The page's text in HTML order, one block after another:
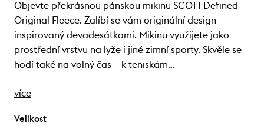
Objevte překrásnou pánskou mikinu SCOTT Defined
Original Fleece. Zalíbí se vám originální design
inspirovaný devadesátkami. Mikinu využijete jako
prostřední vrstvu na lyže i jiné zimní sporty. Skvěle se
hodí také na volný čas – k teniskám…
více
Velikost